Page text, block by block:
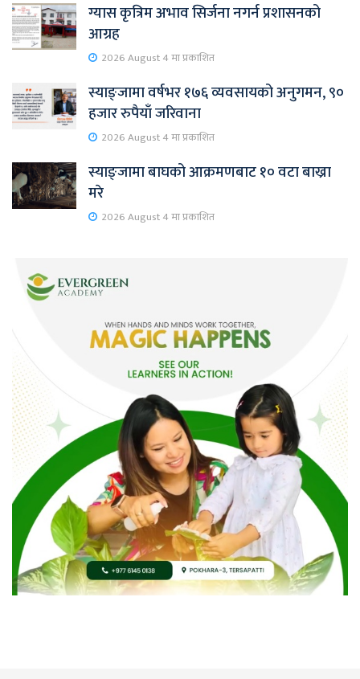
ग्यास कृत्रिम अभाव सिर्जना नगर्न प्रशासनको
आग्रह
2026 August 4 मा प्रकाशित
स्याङ्जामा वर्षभर १७६ व्यवसायको अनुगमन, ९०
हजार रुपैयाँ जरिवाना
2026 August 4 मा प्रकाशित
स्याङ्जामा बाघको आक्रमणबाट १० वटा बाख्रा
मरे
2026 August 4 मा प्रकाशित